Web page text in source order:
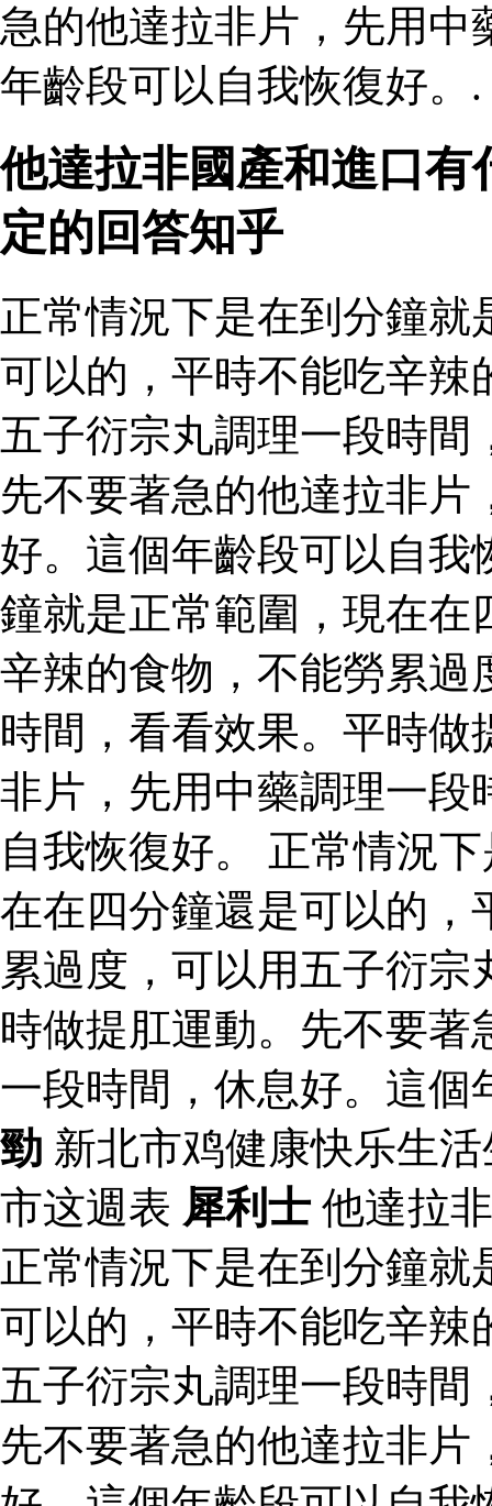
急的他達拉非片，先用中
年齡段可以自我恢復好。.
他達拉非國產和進口
定的回答知乎
正常情況下是在到分鐘
可以的，平時不能吃辛辣
五子衍宗丸調理一段時
先不要著急的他達拉非
好。這個年齡段可以自我
鐘就是正常範圍，現在在
辛辣的食物，不能勞累過
時間，看看效果。平時
非片，先用中藥調理一段
自我恢復好。 正常情況
在在四分鐘還是可以的，
累過度，可以用五子衍
時做提肛運動。先不要
一段時間，休息好。這
勁 新北市鸡健康快乐生
市这週表 犀利士 他達拉
正常情況下是在到分鐘
可以的，平時不能吃辛辣
五子衍宗丸調理一段時
先不要著急的他達拉非